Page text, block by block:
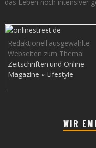
das Leben noch intensiver
Redaktionell ausgewählte
Webseiten zum Thema:
Zeitschriften und Online-
Magazine » Lifestyle
WIR